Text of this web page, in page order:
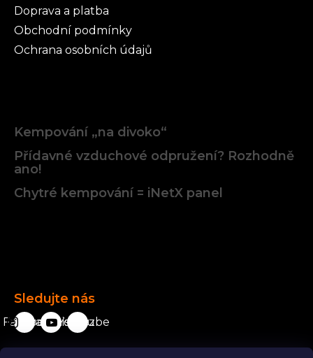
Doprava a platba
Obchodní podmínky
Ochrana osobních údajů
Kempování „na divoko“
Přídavné vzduchové odpružení? Rozhodně
ano!
Chytré kempování = iNetX panel
Sledujte nás
Facebook
karavanista.cz
YouTube